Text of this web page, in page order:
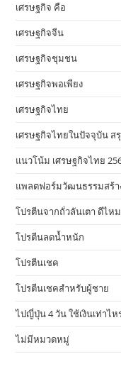
เศรษฐกิจ คือ
เศรษฐกิจจีน
เศรษฐกิจชุมชน
เศรษฐกิจพอเพียง
เศรษฐกิจไทย
เศรษฐกิจไทยในปัจจุบัน ส
แนวโน้ม เศรษฐกิจไทย
แพลตฟอร์มวัฒนธรรมสร้า
โปรตีนจากถั่วลันเตา ดีไหม
โปรตีนลดน้ำหนัก
โปรตีนเชค
โปรตีนเชคสำหรับผู้ชาย
ไปญี่ปุ่น 4 วัน ใช้เงินเท่าไห
ไม่มีหมวดหมู่